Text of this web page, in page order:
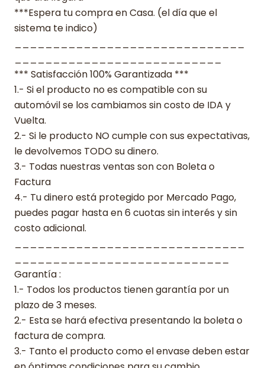
***Espera tu compra en Casa. (el día que el
sistema te indico)
*** Satisfacción 100% Garantizada ***
1.- Si el producto no es compatible con su
automóvil se los cambiamos sin costo de IDA y
Vuelta.
2.- Si le producto NO cumple con sus expectativas,
le devolvemos TODO su dinero.
3.- Todas nuestras ventas son con Boleta o
Factura
4.- Tu dinero está protegido por Mercado Pago,
puedes pagar hasta en 6 cuotas sin interés y sin
costo adicional.
Garantía :
1.- Todos los productos tienen garantía por un
plazo de 3 meses.
2.- Esta se hará efectiva presentando la boleta o
factura de compra.
3.- Tanto el producto como el envase deben estar